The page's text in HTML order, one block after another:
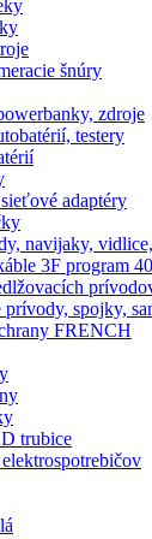
šnúry
zdroje
testery
adaptéry
navijaky,
3F program
prívody, spojky,
FRENCH
trubice